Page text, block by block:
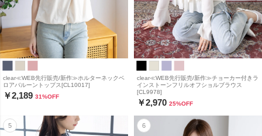
clear≪WEB先行販売/新作≫ホルターネックベ
ロアバルーントップス[CL10017]
￥2,189 31%OFF
clear≪WEB先行販売/新作≫チョーカー付きラ
インストーンフリルオフショルブラウス
[CL9978]
￥2,970 25%OFF